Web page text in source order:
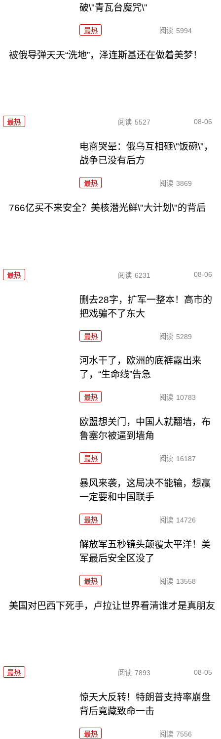
破\"青瓦台魔咒\"
最热 阅读 5994
被俄导弹天天“洗地”，泽连斯基还在做着美梦！
最热 阅读 5527 08-06
电商哭晕：俄乌互相砸\"饭碗\"，
战争已没有后方
最热 阅读 3869
766亿买不来安全？美核潜光鲜\"大计划\"的背后
最热 阅读 6231 08-06
删去28字，扩军一整本！高市的
把戏骗不了东大
最热 阅读 5289
河水干了，欧洲的底裤露出来
了，“生命线”告急
最热 阅读 10783
欧盟想关门，中国人就翻墙，布
鲁塞尔被逼到墙角
最热 阅读 16187
暴风来袭，这局决不能输，想赢
一定要和中国联手
最热 阅读 14726
解放军五秒镜头颠覆太平洋！美
军最后安全区没了
最热 阅读 13558
美国对巴西下死手，卢拉让世界看清谁才是真朋友
最热 阅读 7893 08-05
惊天大反转！特朗普支持率崩盘
背后竟藏致命一击
最热 阅读 7556